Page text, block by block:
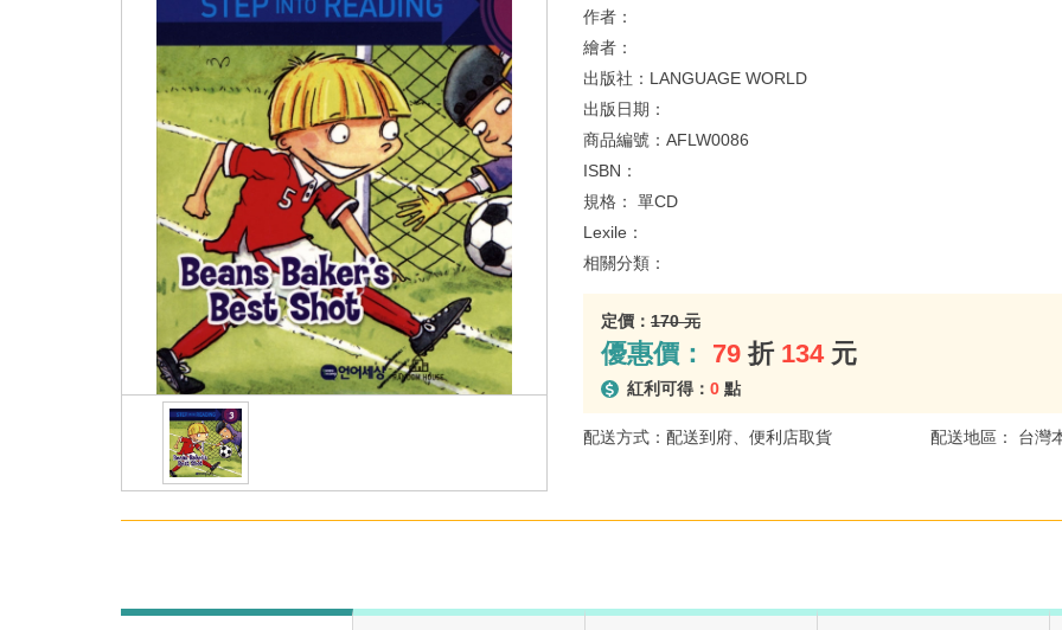
作者：
繪者：
出版社： LANGUAGE WORLD
出版日期：
商品編號： AFLW0086
ISBN：
規格： 單CD
Lexile：
相關分類：
定價： 170 元
優惠價： 79 折 134 元
紅利可得： 0 點
配送方式：配送到府、便利店取貨 配送地區： 台灣